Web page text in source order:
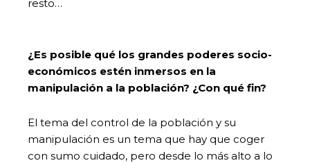
resto…
¿Es posible qué los grandes poderes socio-
económicos estén inmersos en la
manipulación a la población? ¿Con qué fin?
El tema del control de la población y su
manipulación es un tema que hay que coger
con sumo cuidado, pero desde lo más alto a lo